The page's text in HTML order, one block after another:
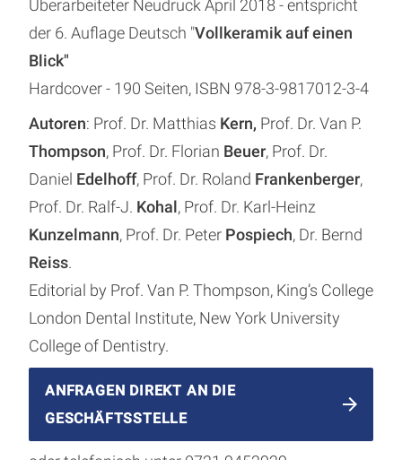
Überarbeiteter Neudruck April 2018 - entspricht
der 6. Auflage Deutsch "Vollkeramik auf einen
Blick"
Hardcover - 190 Seiten, ISBN 978-3-9817012-3-4
Autoren: Prof. Dr. Matthias Kern, Prof. Dr. Van P.
Thompson, Prof. Dr. Florian Beuer, Prof. Dr.
Daniel Edelhoff, Prof. Dr. Roland Frankenberger,
Prof. Dr. Ralf-J. Kohal, Prof. Dr. Karl-Heinz
Kunzelmann, Prof. Dr. Peter Pospiech, Dr. Bernd
Reiss.
Editorial by Prof. Van P. Thompson, King’s College
London Dental Institute, New York University
College of Dentistry.
ANFRAGEN DIREKT AN DIE
GESCHÄFTSSTELLE